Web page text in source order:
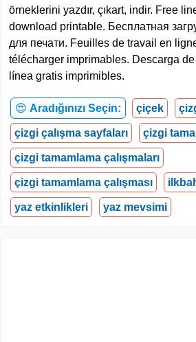
örneklerini yazdır, çıkart, indir. Free
download printable. Бесплатная
для печати. Feuilles de travail en
télécharger imprimables. Descarga
línea gratis imprimibles.
😍 Aradığınızı Seçin: çiçek
çizgi çalışma sayfaları çizgi
çizgi tamamlama çalışmaları
çizgi tamamlama çalışması
yaz etkinlikleri yaz mevsimi